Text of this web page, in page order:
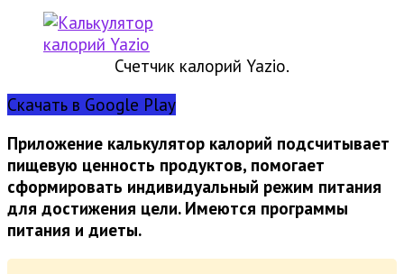
Счетчик калорий Yazio.
Скачать в Google Play
Приложение калькулятор калорий подсчитывает
пищевую ценность продуктов, помогает
сформировать индивидуальный режим питания
для достижения цели. Имеются программы
питания и диеты.